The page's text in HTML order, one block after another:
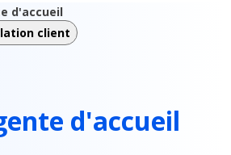
d'accueil
client
d'accueil